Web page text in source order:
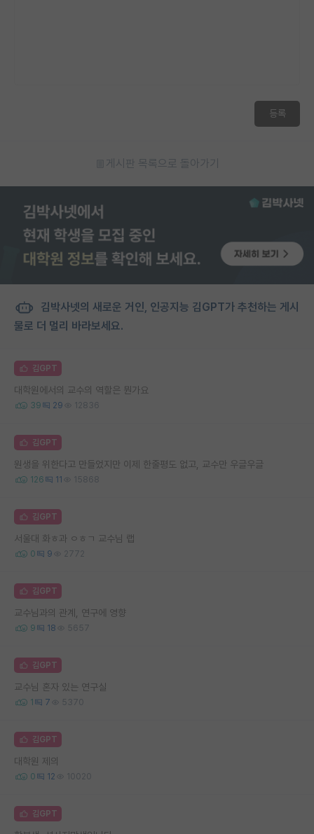
등록
게시판 목록으로 돌아가기
김박사넷의 새로운 거인, 인공지능 김GPT가 추천하는 게시
물로 더 멀리 바라보세요.
김GPT
대학원에서의 교수의 역할은 뭔가요
39 29 12836
김GPT
원생을 위한다고 만들었지만 이제 한줄평도 없고, 교수만 우글우글
126 11 15868
김GPT
서울대 화ㅎ과 ㅇㅎㄱ 교수님 랩
0 9 2772
김GPT
교수님과의 관계, 연구에 영향
9 18 5657
김GPT
교수님 혼자 있는 연구실
1 7 5370
김GPT
대학원 제의
0 12 10020
김GPT